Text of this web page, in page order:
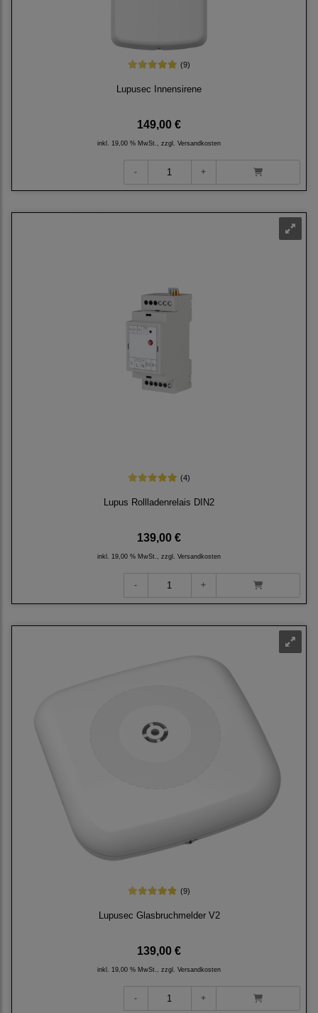
(9)
Lupusec Innensirene
149,00 €
inkl. 19,00 % MwSt., zzgl. Versandkosten
(4)
Lupus Rollladenrelais DIN2
139,00 €
inkl. 19,00 % MwSt., zzgl. Versandkosten
(9)
Lupusec Glasbruchmelder V2
139,00 €
inkl. 19,00 % MwSt., zzgl. Versandkosten